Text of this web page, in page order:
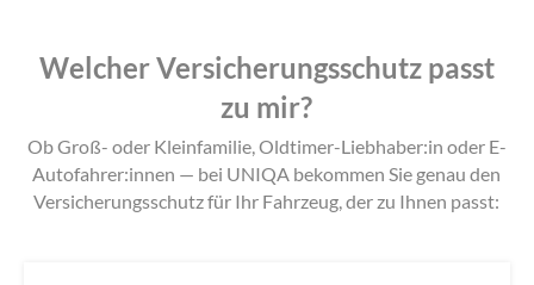
Welcher Versicherungsschutz passt
zu mir?
Ob Groß- oder Kleinfamilie, Oldtimer-Liebhaber:in oder E-
Autofahrer:innen — bei UNIQA bekommen Sie genau den
Versicherungsschutz für Ihr Fahrzeug, der zu Ihnen passt: